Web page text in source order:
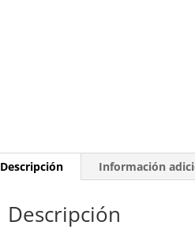
Descripción Información
Descripción